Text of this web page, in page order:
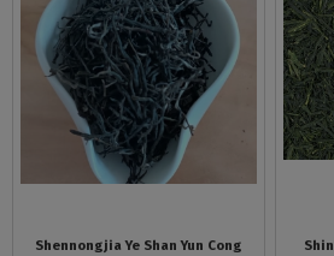
Shennongjia Ye Shan Yun Cong